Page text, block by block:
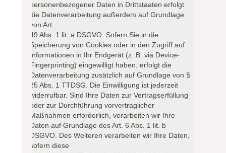
personenbezogener Daten in Drittstaaten erfolgt
die Datenverarbeitung außerdem auf Grundlage
von Art.
49 Abs. 1 lit. a DSGVO. Sofern Sie in die
Speicherung von Cookies oder in den Zugriff auf
Informationen in Ihr Endgerät (z. B. via Device-
Fingerprinting) eingewilligt haben, erfolgt die
Datenverarbeitung zusätzlich auf Grundlage von §
25 Abs. 1 TTDSG. Die Einwilligung ist jederzeit
widerrufbar. Sind Ihre Daten zur Vertragserfüllung
oder zur Durchführung vorvertraglicher
Maßnahmen erforderlich, verarbeiten wir Ihre
Daten auf Grundlage des Art. 6 Abs. 1 lit. b
DSGVO. Des Weiteren verarbeiten wir Ihre Daten,
sofern diese